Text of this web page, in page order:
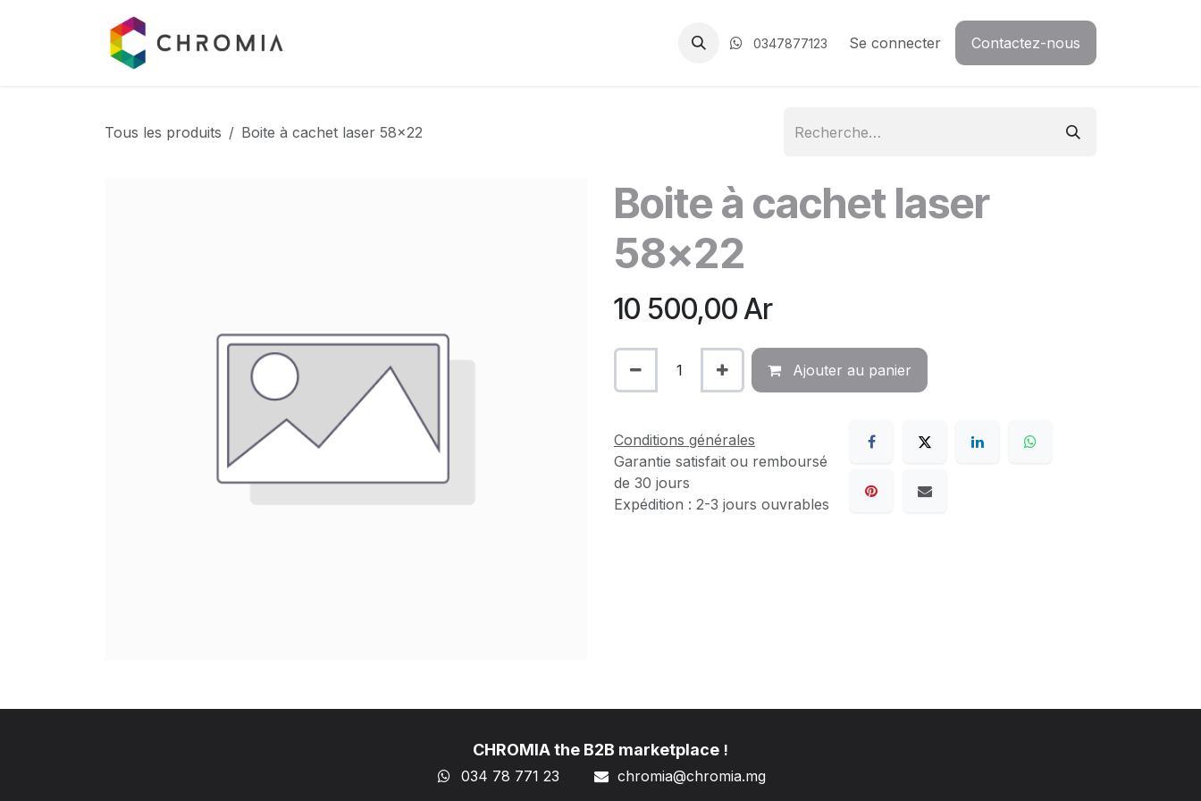
0347877123 Se connecter Contactez-nous
Tous les produits Boite à cachet laser 58x22
Boite à cachet laser
58x22
10 500,00Ar
Ajouter au panier
Conditions générales
Garantie satisfait ou remboursé
de 30 jours
Expédition : 2-3 jours ouvrables
CHROMIA the B2B marketplace !
034 78 771 23
chromia@chromia.mg